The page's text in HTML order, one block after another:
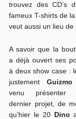
trouvez des CD’s
fameux T-shirts de
veut aussi un lieu de
A savoir que la
a déjà ouvert ses
à deux show case :
justement Guizmo
venu présenter
dernier projet, de
qu’hier le 20 Dino